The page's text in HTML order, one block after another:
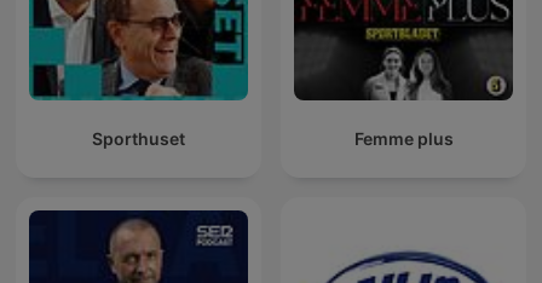
Sporthuset Femme plus